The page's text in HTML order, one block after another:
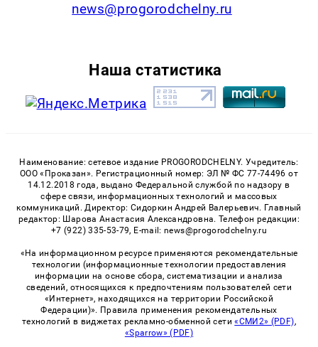
news@progorodchelny.ru
Наша статистика
Наименование: сетевое издание PROGORODCHELNY. Учредитель:
ООО «Проказан». Регистрационный номер: ЭЛ № ФС 77-74496 от
14.12.2018 года, выдано Федеральной службой по надзору в
сфере связи, информационных технологий и массовых
коммуникаций. Директор: Сидоркин Андрей Валерьевич. Главный
редактор: Шарова Анастасия Александровна. Телефон редакции:
+7 (922) 335-53-79, E-mail: news@progorodchelny.ru
«На информационном ресурсе применяются рекомендательные
технологии (информационные технологии предоставления
информации на основе сбора, систематизации и анализа
сведений, относящихся к предпочтениям пользователей сети
«Интернет», находящихся на территории Российской
Федерации)». Правила применения рекомендательных
технологий в виджетах рекламно-обменной сети«СМИ2» (PDF),
«Sparrow» (PDF)